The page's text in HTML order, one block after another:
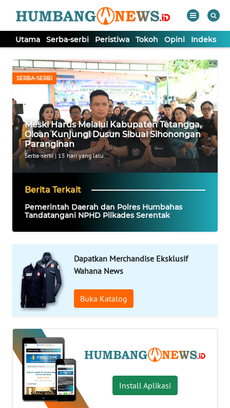
Utama Serba-serbi Peristiwa Tokoh Opini Indeks
SERBA-SERBI
Meski Harus Melalui Kabupaten Tetangga,
Oloan Kunjungi Dusun Sibual Sihonongan
Paranginan
Serba-serbi| 15 hari yang lalu
Berita Terkait
Pemerintah Daerah dan Polres Humbahas
Tandatangani NPHD Pilkades Serentak
Dapatkan Merchandise Eksklusif
Wahana News
Buka Katalog
Install Aplikasi
TV
Tutup
UTAMA
SERBA-
SERBI
PERISTIWA
INDEKS
BERITA
KONTAK
INFO
IKLAN
TENTANG
KAMI